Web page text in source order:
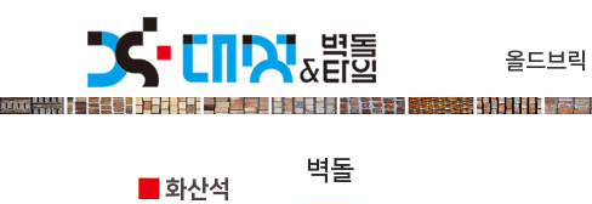
올드브릭
화산석
벽돌